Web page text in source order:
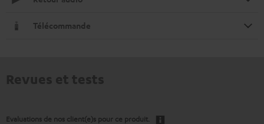
Télécommande
Evaluations de nos client(e)s pour ce produit.